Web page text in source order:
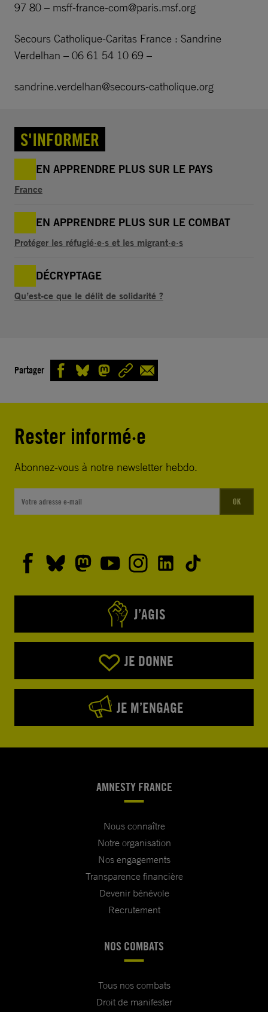
97 80 – msff-france-com@paris.msf.org
Secours Catholique-Caritas France : Sandrine
Verdelhan – 06 61 54 10 69 –
sandrine.verdelhan@secours-catholique.org
S'INFORMER
EN APPRENDRE PLUS SUR LE PAYS
France
EN APPRENDRE PLUS SUR LE COMBAT
Protéger les réfugié·e·s et les migrant·e·s
DÉCRYPTAGE
Qu’est-ce que le délit de solidarité ?
Partager
Rester informé·e
Abonnez-vous à notre newsletter hebdo.
OK
J’AGIS
JE DONNE
JE M’ENGAGE
AMNESTY FRANCE
Nous connaître
Notre organisation
Nos engagements
Transparence financière
Devenir bénévole
Recrutement
NOS COMBATS
Tous nos combats
Droit de manifester